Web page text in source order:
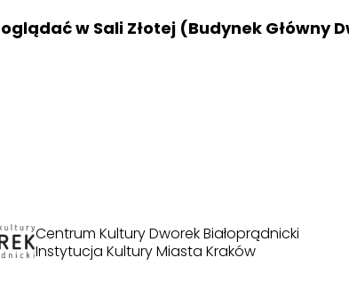
w Sali Złotej (Budynek Główny
Centrum Kultury Dworek Białoprądnicki
Instytucja Kultury Miasta Kraków